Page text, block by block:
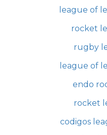
league of
rocket
rugby
league of
endo
rocket
codigos